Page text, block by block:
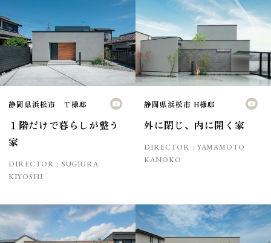
静岡県浜松市 Ｔ様邸
１階だけで暮らしが整う
家
DIRECTOR : SUGIURA
KIYOSHI
静岡県浜松市 H様邸
外に閉じ、内に開く家
DIRECTOR : YAMAMOTO
KANOKO